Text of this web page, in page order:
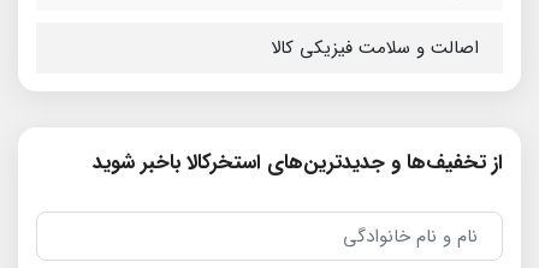
اصالت و سلامت فیزیکی کالا
از تخفیف‌ها و جدیدترین‌های استخرکالا باخبر شوید